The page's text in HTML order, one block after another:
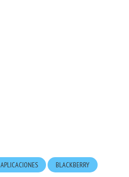
APLICACIONES BLACKBERRY